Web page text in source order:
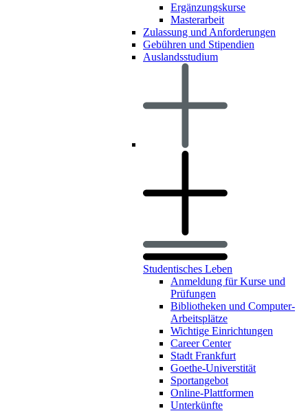
Ergänzungskurse
Masterarbeit
Zulassung und Anforderungen
Gebühren und Stipendien
Auslandsstudium
Studentisches Leben
Anmeldung für Kurse und
Prüfungen
Bibliotheken und Computer-
Arbeitsplätze
Wichtige Einrichtungen
Career Center
Stadt Frankfurt
Goethe-Universtität
Sportangebot
Online-Plattformen
Unterkünfte